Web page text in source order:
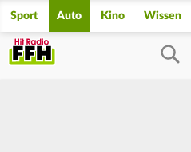
Sport Auto Kino Wissen